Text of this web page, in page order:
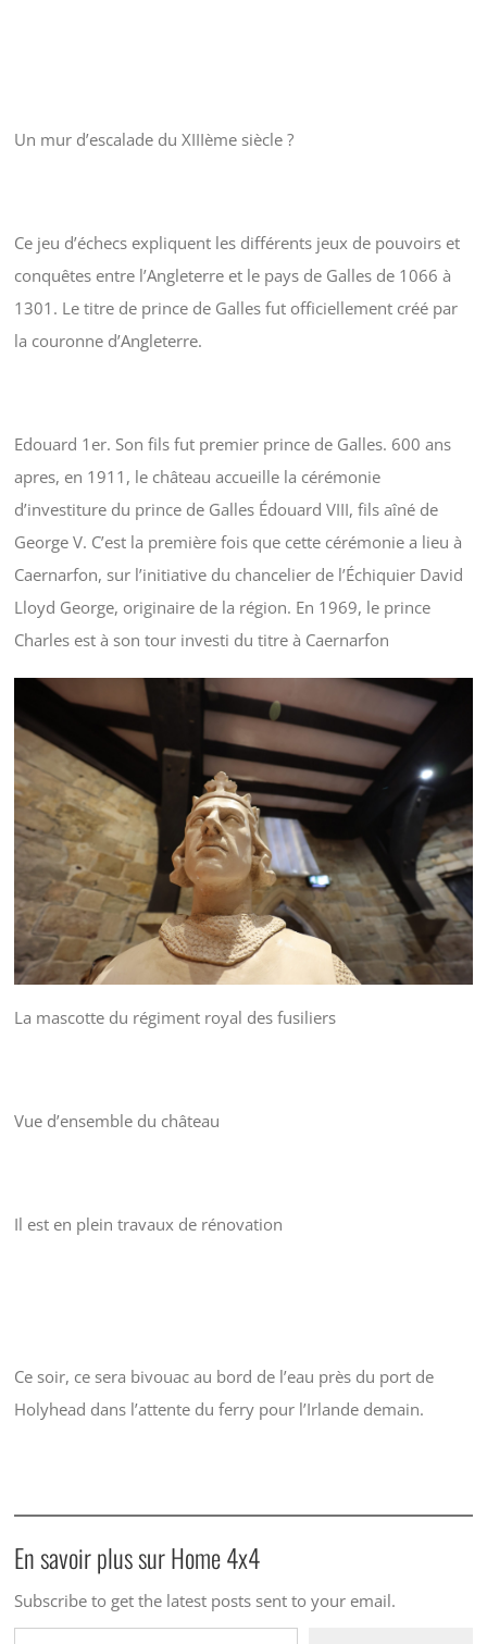
Un mur d’escalade du XIIIème siècle ?
Ce jeu d’échecs expliquent les différents jeux de pouvoirs et
conquêtes entre l’Angleterre et le pays de Galles de 1066 à
1301. Le titre de prince de Galles fut officiellement créé par
la couronne d’Angleterre.
Edouard 1er. Son fils fut premier prince de Galles. 600 ans
apres, en 1911, le château accueille la cérémonie
d’investiture du prince de Galles Édouard VIII, fils aîné de
George V. C’est la première fois que cette cérémonie a lieu à
Caernarfon, sur l’initiative du chancelier de l’Échiquier David
Lloyd George, originaire de la région. En 1969, le prince
Charles est à son tour investi du titre à Caernarfon
La mascotte du régiment royal des fusiliers
Vue d’ensemble du château
Il est en plein travaux de rénovation
Ce soir, ce sera bivouac au bord de l’eau près du port de
Holyhead dans l’attente du ferry pour l’Irlande demain.
En savoir plus sur Home 4x4
Subscribe to get the latest posts sent to your email.
Saisissez votre adresse e-mail…